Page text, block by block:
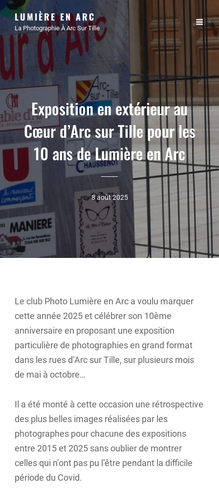
LUMIÈRE EN ARC
La Photographie À Arc Sur Tille
Exposition en extérieur au
Cœur d’Arc sur Tille pour les
10 ans de Lumière en Arc
8 août 2025
Le club Photo Lumière en Arc a voulu marquer
cette année 2025 et célébrer son 10ème
anniversaire en proposant une exposition
particulière de photographies en grand format
dans les rues d’Arc sur Tille, sur plusieurs mois
de mai à octobre…
Il a été monté à cette occasion une rétrospective
des plus belles images réalisées par les
photographes pour chacune des expositions
entre 2015 et 2025 sans oublier de montrer
celles qui n’ont pas pu l’être pendant la difficile
période du Covid.